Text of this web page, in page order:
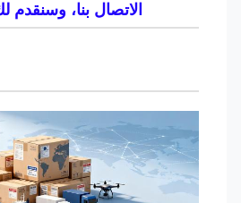
الاتصال بنا، وسنقدم لك